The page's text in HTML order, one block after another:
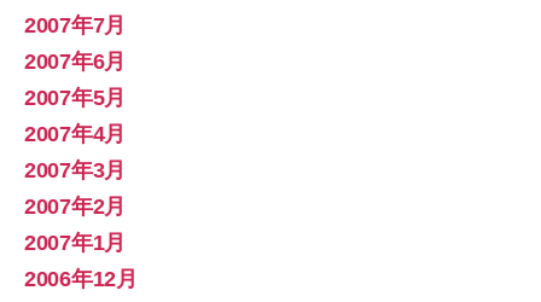
2007年7月
2007年6月
2007年5月
2007年4月
2007年3月
2007年2月
2007年1月
2006年12月